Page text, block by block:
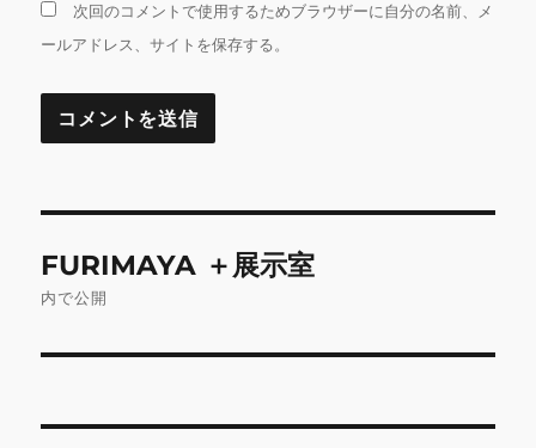
次回のコメントで使用するためブラウザーに自分の名前、メ
ールアドレス、サイトを保存する。
稿
ゲ
FURIMAYA ＋展示室
内で公開